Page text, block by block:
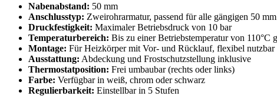
Nabenabstand: 50 mm
Anschlusstyp: Zweirohrarmatur, passend für alle gängigen 50
Druckfestigkeit: Maximaler Betriebsdruck von 10 bar
Temperaturbereich: Bis zu einer Betriebstemperatur von 110°C
Montage: Für Heizkörper mit Vor- und Rücklauf, flexibel
Ausstattung: Abdeckung und Frostschutzstellung inklusive
Thermostatposition: Frei umbaubar (rechts oder links)
Farbe: Verfügbar in weiß, chrom oder schwarz
Regulierbarkeit: Einstellbar in 5 Stufen